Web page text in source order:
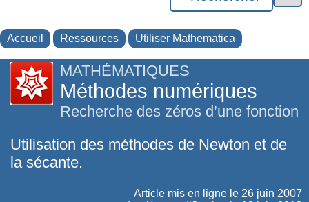
Accueil Ressources Utiliser Mathematica
MATHÉMATIQUES
Méthodes numériques
Recherche des zéros d’une fonction
Utilisation des méthodes de Newton et de
la sécante.
Article mis en ligne le 26 juin 2007